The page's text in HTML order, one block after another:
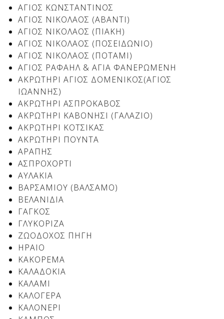
Δείτε μας:
Δείτε μας:
Δείτε μας:
Δείτε μας:
Δείτε μας:
Δείτε μας:
Δείτε μας:
Δείτε μας:
Δείτε μας:
Δείτε μας:
Δείτε μας:
Δείτε μας:
ΑΓΙΟΣ ΚΩΝΣΤΑΝΤΙΝΟΣ
ΑΓΙΟΣ ΝΙΚΟΛΑΟΣ (ΑΒΑΝΤΙ)
ΑΓΙΟΣ ΝΙΚΟΛΑΟΣ (ΠΙΑΚΗ)
ΑΓΙΟΣ ΝΙΚΟΛΑΟΣ (ΠΟΣΕΙΔΩΝΙΟ)
ΑΓΙΟΣ ΝΙΚΟΛΑΟΣ (ΠΟΤΑΜΙ)
ΑΓΙΟΣ ΡΑΦΑΗΛ & ΑΓΙΑ ΦΑΝΕΡΩΜΕΝΗ
ΑΚΡΩΤΗΡΙ ΑΓΙΟΣ ΔΟΜΕΝΙΚΟΣ(ΑΓΙΟΣ
ΙΩΑΝΝΗΣ)
ΑΚΡΩΤΗΡΙ ΑΣΠΡΟΚΑΒΟΣ
ΑΚΡΩΤΗΡΙ ΚΑΒΟΝΗΣΙ (ΓΑΛΑΖΙΟ)
ΑΚΡΩΤΗΡΙ ΚΟΤΣΙΚΑΣ
ΑΚΡΩΤΗΡΙ ΠΟΥΝΤΑ
ΑΡΑΠΗΣ
ΑΣΠΡΟΧΟΡΤΙ
ΑΥΛΑΚΙΑ
ΒΑΡΣΑΜΙΟΥ (ΒΑΛΣΑΜΟ)
ΒΕΛΑΝΙΔΙΑ
ΓΑΓΚΟΣ
ΓΛΥΚΟΡΙΖΑ
ΖΩΟΔΟΧΟΣ ΠΗΓΗ
ΗΡΑΙΟ
ΚΑΚΟΡΕΜΑ
ΚΑΛΑΔΟΚΙΑ
ΚΑΛΑΜΙ
ΚΑΛΟΓΕΡΑ
ΚΑΛΟΝΕΡΙ